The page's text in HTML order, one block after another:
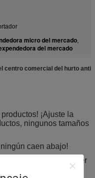
micro del mercado,
del mercado
centro comercial del hurto anti
¡Ajuste la
ningunos tamaños
caen abajo!
en cualquier